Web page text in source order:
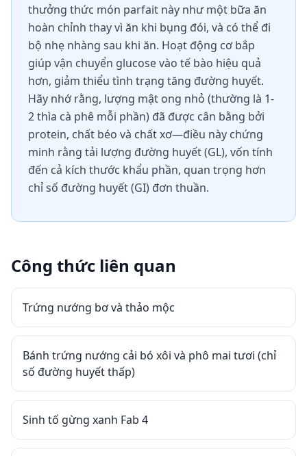
thưởng thức món parfait này như một bữa ăn
hoàn chỉnh thay vì ăn khi bụng đói, và có thể đi
bộ nhẹ nhàng sau khi ăn. Hoạt động cơ bắp
giúp vận chuyển glucose vào tế bào hiệu quả
hơn, giảm thiểu tình trạng tăng đường huyết.
Hãy nhớ rằng, lượng mật ong nhỏ (thường là 1-
2 thìa cà phê mỗi phần) đã được cân bằng bởi
protein, chất béo và chất xơ—điều này chứng
minh rằng tải lượng đường huyết (GL), vốn tính
đến cả kích thước khẩu phần, quan trọng hơn
chỉ số đường huyết (GI) đơn thuần.
Công thức liên quan
Trứng nướng bơ và thảo mộc
Bánh trứng nướng cải bó xôi và phô mai tươi (chỉ
số đường huyết thấp)
Sinh tố gừng xanh Fab 4